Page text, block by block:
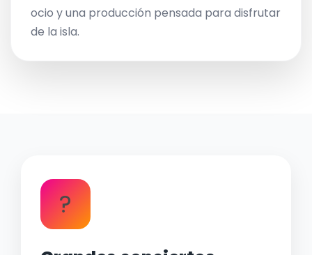
ocio y una producción pensada para disfrutar
de la isla.
?